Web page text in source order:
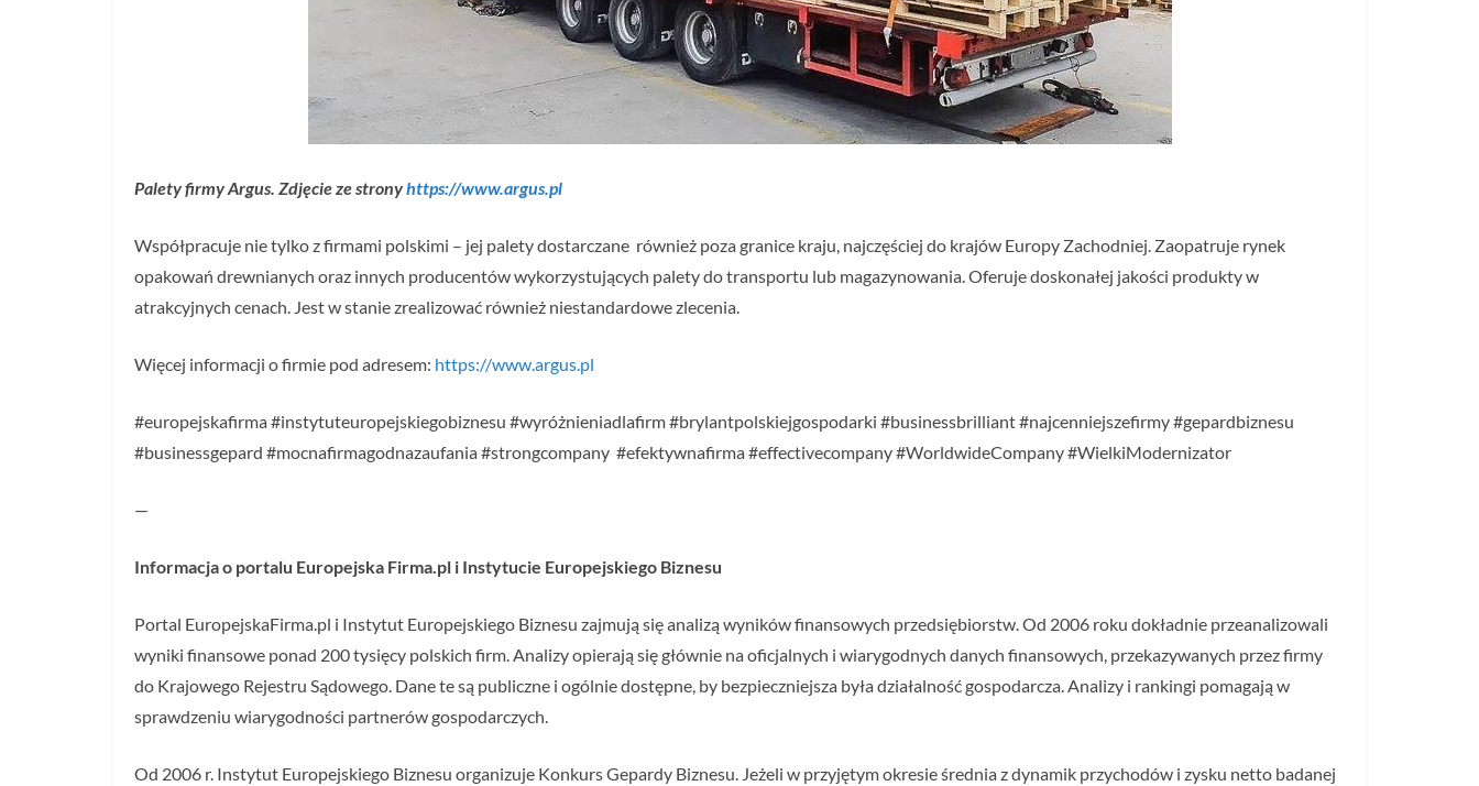
Palety firmy Argus. Zdjęcie ze stronyhttps://www.argus.pl
Współpracuje nie tylko z firmami polskimi – jej palety dostarczane również poza granice kraju, najczęściej do krajów Europy Zachodniej. Zaopatruje rynek
opakowań drewnianych oraz innych producentów wykorzystujących palety do transportu lub magazynowania. Oferuje doskonałej jakości produkty w
atrakcyjnych cenach. Jest w stanie zrealizować również niestandardowe zlecenia.
Więcej informacji o firmie pod adresem: https://www.argus.pl
#europejskafirma #instytuteuropejskiegobiznesu #wyróżnieniadlafirm #brylantpolskiejgospodarki #businessbrilliant #najcenniejszefirmy #gepardbiznesu
#businessgepard #mocnafirmagodnazaufania #strongcompany #efektywnafirma #effectivecompany #WorldwideCompany #WielkiModernizator
—
Informacja o portalu Europejska Firma.pl i Instytucie Europejskiego Biznesu
Portal EuropejskaFirma.pl i Instytut Europejskiego Biznesu zajmują się analizą wyników finansowych przedsiębiorstw. Od 2006 roku dokładnie przeanalizowali
wyniki finansowe ponad 200 tysięcy polskich firm. Analizy opierają się głównie na oficjalnych i wiarygodnych danych finansowych, przekazywanych przez firmy
do Krajowego Rejestru Sądowego. Dane te są publiczne i ogólnie dostępne, by bezpieczniejsza była działalność gospodarcza. Analizy i rankingi pomagają w
sprawdzeniu wiarygodności partnerów gospodarczych.
Od 2006 r. Instytut Europejskiego Biznesu organizuje Konkurs Gepardy Biznesu. Jeżeli w przyjętym okresie średnia z dynamik przychodów i zysku netto badanej